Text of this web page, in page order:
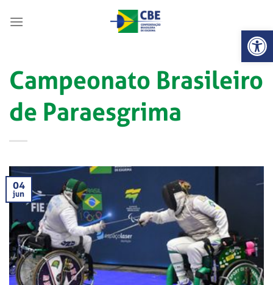
Abrir
Campeonato Brasileiro
de Paraesgrima
04
jun